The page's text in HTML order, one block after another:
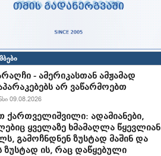
- ამერიკასთან ამჟამად
არ ვაწარმოებთ
09.08.2026
ქართველიშვილი: ადამიანები,
ყველაზე ხმამაღლა წყევლიან
გამოჩნდნენ ზუსტად მაშინ და
ზუსტად ის, რაც დაწყებული